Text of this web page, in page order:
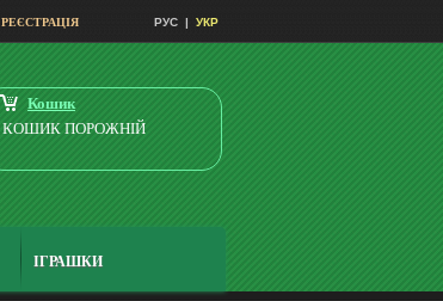
РЕЄСТРАЦІЯ РУС | УКР
Кошик
КОШИК ПОРОЖНІЙ
ІГРАШКИ
СТІЛ ДЛЯ ДИТЯЧОГО САДКА
"31004"